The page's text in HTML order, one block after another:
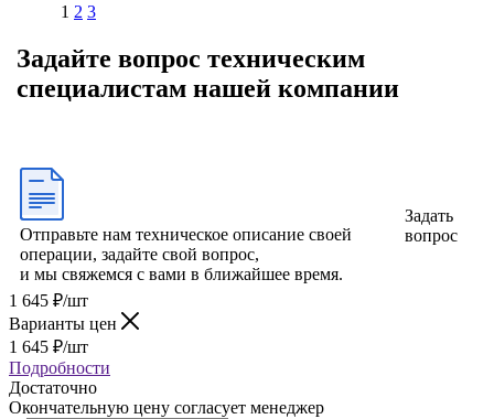
1 2 3
Задайте вопрос техническим
специалистам нашей компании
Отправьте нам техническое описание своей
операции, задайте свой вопрос,
и мы свяжемся с вами в ближайшее время.
Задать
вопрос
1 645 ₽/шт
Варианты цен
1 645 ₽/шт
Подробности
Достаточно
Окончательную цену согласует менеджер